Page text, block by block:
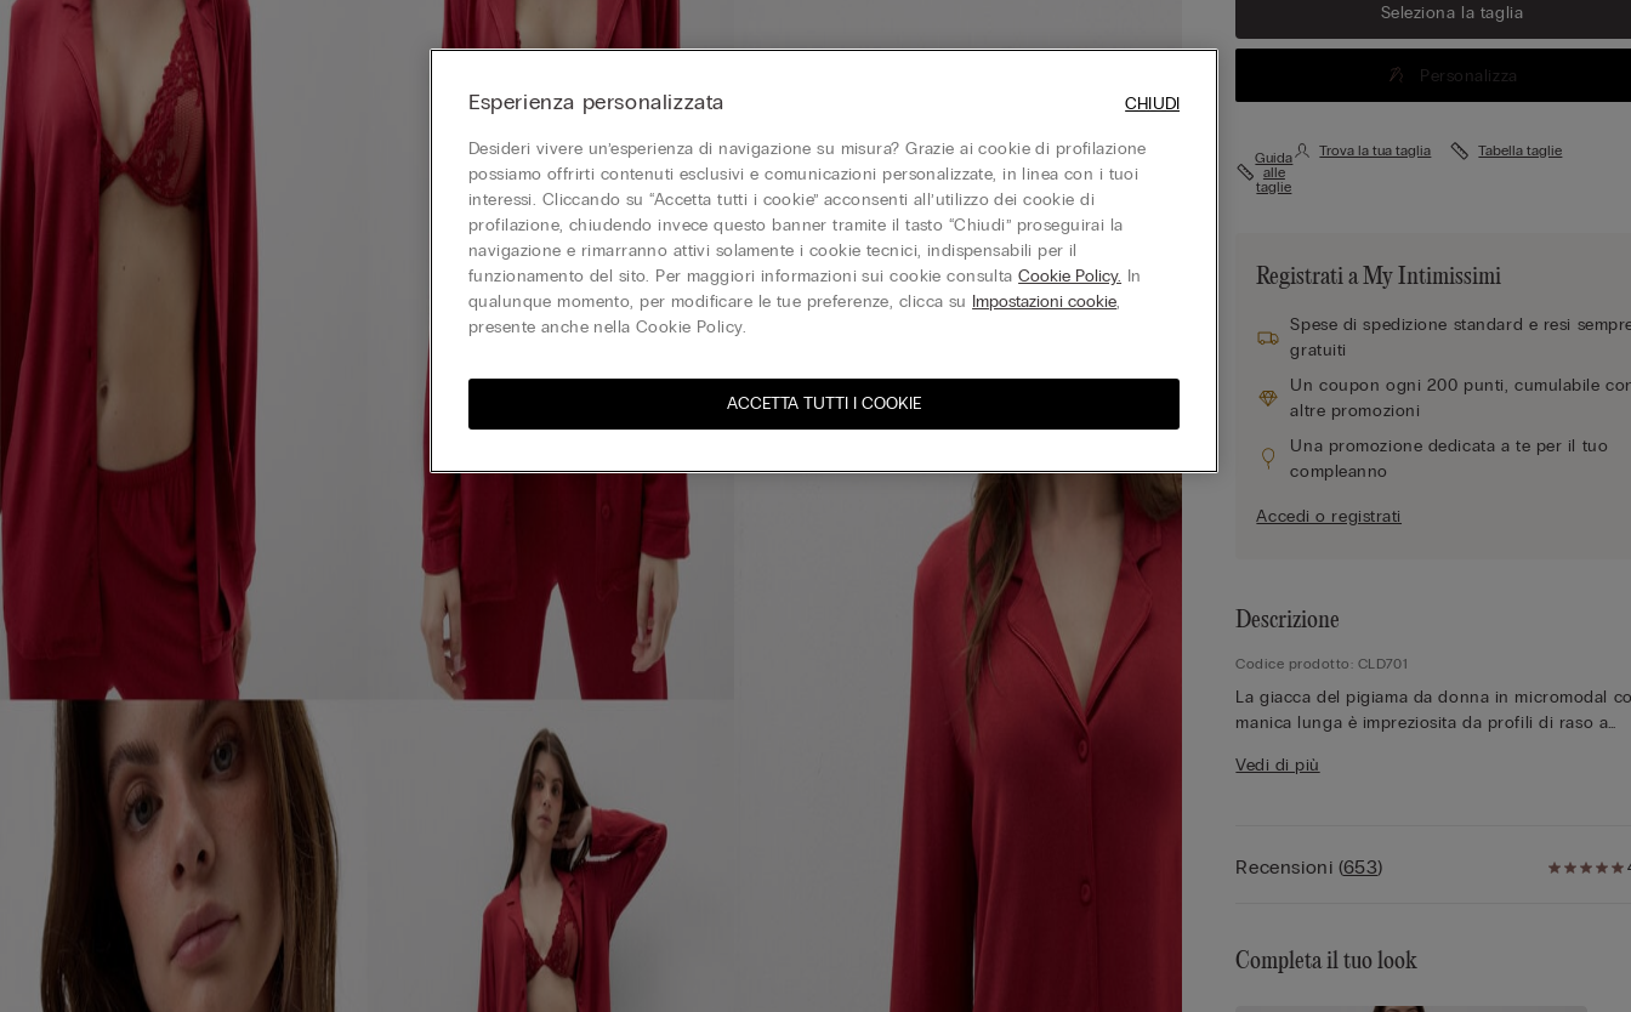
Seleziona la taglia
Personalizza
Guida
alle
taglie
Trova la tua taglia Tabella taglie
Registrati a My Intimissimi
Spese di spedizione standard e resi
gratuiti
Un coupon ogni 200 punti, cumulabile
altre promozioni
Una promozione dedicata a te per il tuo
compleanno
Accedi o registrati
Descrizione
Codice prodotto: CLD701
La giacca del pigiama da donna in micromodal
manica lunga è impreziosita da profili di raso a
garantisce delicatezza sulla pelle. La chiusura
comodo e alla moda.
Vedi di più
Recensioni (653)
Completa il tuo look
Esperienza personalizzata
Desideri vivere un’esperienza di navigazione su misura? Grazie ai cookie di profilazione
possiamo offrirti contenuti esclusivi e comunicazioni personalizzate, in linea con i tuoi
interessi. Cliccando su “Accetta tutti i cookie” acconsenti all’utilizzo dei cookie di
profilazione, chiudendo invece questo banner tramite il tasto “Chiudi” proseguirai la
navigazione e rimarranno attivi solamente i cookie tecnici, indispensabili per il
funzionamento del sito. Per maggiori informazioni sui cookie consultaCookie Policy. In
qualunque momento, per modificare le tue preferenze, clicca su Impostazioni cookie,
presente anche nella Cookie Policy.
ACCETTA TUTTI I COOKIE
CHIUDI